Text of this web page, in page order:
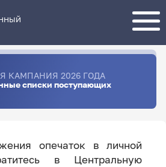
КАМПАНИЯ 2026 ГОДА
списки поступающих
опечаток в личной
в Центральную